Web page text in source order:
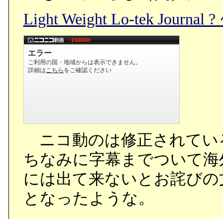
Light Weight Lo-tek Journal
ニコ動のは修正されて
ちなみに字幕までついて
には出て来ないとお詫び
となったような。